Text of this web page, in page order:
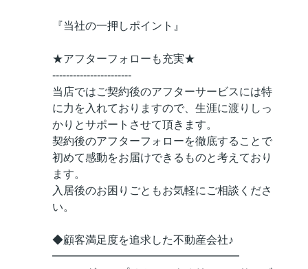
『当社の一押しポイント』
★アフターフォローも充実★
-----------------------
当店ではご契約後のアフターサービスには特
に力を入れておりますので、生涯に渡りしっ
かりとサポートさせて頂きます。
契約後のアフターフォローを徹底することで
初めて感動をお届けできるものと考えており
ます。
入居後のお困りごともお気軽にご相談くださ
い。
◆顧客満足度を追求した不動産会社♪
━━━━━━━━━━━━━━━━━